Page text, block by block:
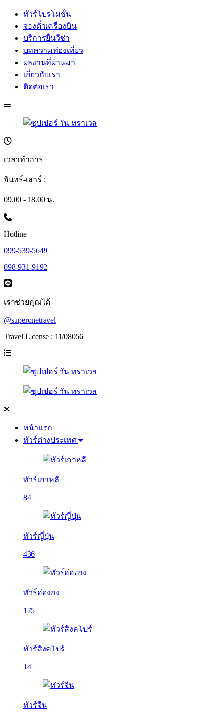
ทัวร์โปรโมชั่น
จองตั๋วเครื่องบิน
บริการยื่นวีซ่า
บทความท่องเที่ยว
ผลงานที่ผ่านมา
เกี่ยวกับเรา
ติดต่อเรา
เวลาทำการ
จันทร์-เสาร์ :
09.00 - 18.00 น.
Hotline
099-539-5649
098-931-9192
เราช่วยคุณได้
@superonetravel
Travel License : 11/08056
หน้าแรก
ทัวร์ต่างประเทศ
ทัวร์เกาหลี
84
ทัวร์ญี่ปุ่น
436
ทัวร์ฮ่องกง
175
ทัวร์สิงคโปร์
14
ทัวร์จีน